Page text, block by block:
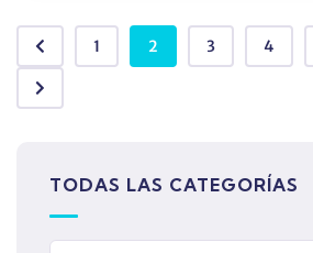
1 2 3 4
TODAS LAS CATEGORÍAS